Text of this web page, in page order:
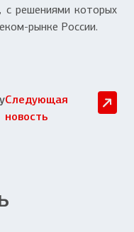
с решениями которых
рынке России.
Следующая
новость